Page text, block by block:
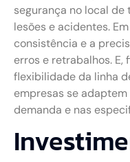
segurança no local
lesões e acidentes.
consistência e a
erros e retrabalhos. E,
flexibilidade da linha
empresas se
demanda e nas